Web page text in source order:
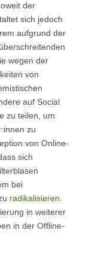
der
sich jedoch
aufgrund der
wegen der
von
auf Social
zu teilen, um
zu
von Online-
sich
bei
radikalisieren
in weiterer
in der Offline-